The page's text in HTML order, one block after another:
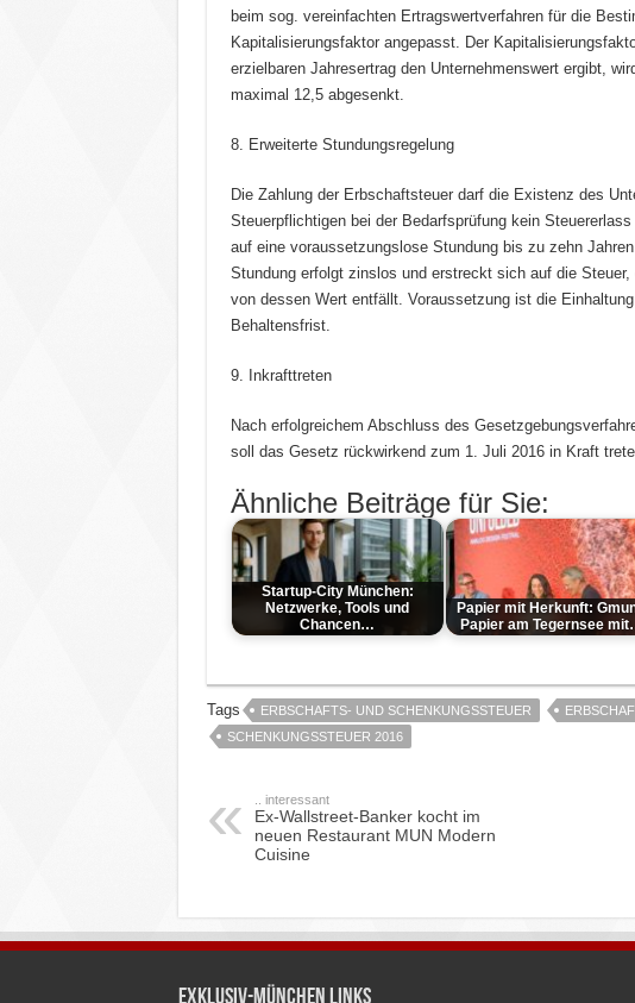
beim sog. vereinfachten Ertragswertverfahren für die
Kapitalisierungsfaktor angepasst. Der
erzielbaren Jahresertrag den Unternehmenswert ergibt,
maximal 12,5 abgesenkt.
8. Erweiterte Stundungsregelung
Die Zahlung der Erbschaftsteuer darf die Existenz des
Steuerpflichtigen bei der Bedarfsprüfung kein
auf eine voraussetzungslose Stundung bis zu zehn
Stundung erfolgt zinslos und erstreckt sich auf die
von dessen Wert entfällt. Voraussetzung ist die
Behaltensfrist.
9. Inkrafttreten
Nach erfolgreichem Abschluss des
soll das Gesetz rückwirkend zum 1. Juli 2016 in Kraft
Ähnliche Beiträge für Sie:
Startup-City München:
Netzwerke, Tools und
Chancen…
Papier mit Herkunft:
Papier am Tegernsee
Tags ERBSCHAFTS- UND SCHENKUNGSSTEUER
SCHENKUNGSSTEUER 2016
.. interessant
Ex-Wallstreet-Banker kocht im
neuen Restaurant MUN Modern
Cuisine
Exklusiv-München Links